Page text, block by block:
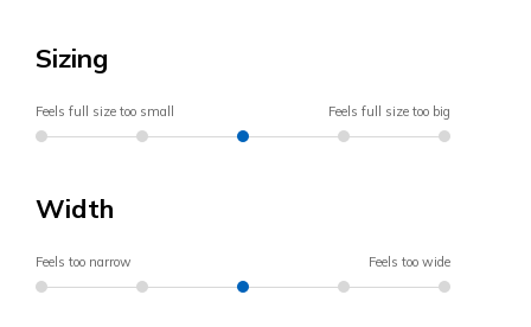
Sizing
Feels full size too small Feels full size too big
Width
Feels too narrow Feels too wide